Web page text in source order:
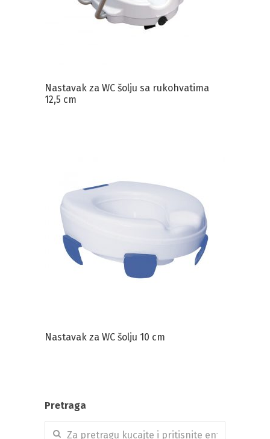
Nastavak za WC šolju sa rukohvatima
12,5 cm
Nastavak za WC šolju 10 cm
Pretraga